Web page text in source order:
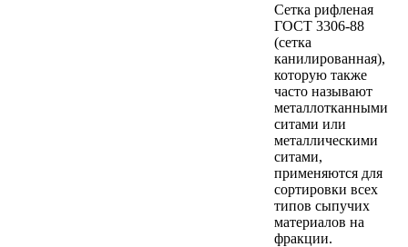
Сетка рифленая
ГОСТ 3306-88
(сетка
канилированная),
которую также
часто называют
металлотканными
ситами или
металлическими
ситами,
применяются для
сортировки всех
типов сыпучих
материалов на
фракции.